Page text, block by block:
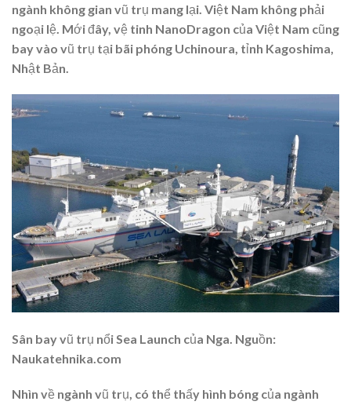
ngành không gian vũ trụ mang lại. Việt Nam không phải
ngoại lệ. Mới đây, vệ tinh NanoDragon của Việt Nam cũng
bay vào vũ trụ tại bãi phóng Uchinoura, tỉnh Kagoshima,
Nhật Bản.
Sân bay vũ trụ nổi Sea Launch của Nga. Nguồn:
Naukatehnika.com
Nhìn về ngành vũ trụ, có thể thấy hình bóng của ngành